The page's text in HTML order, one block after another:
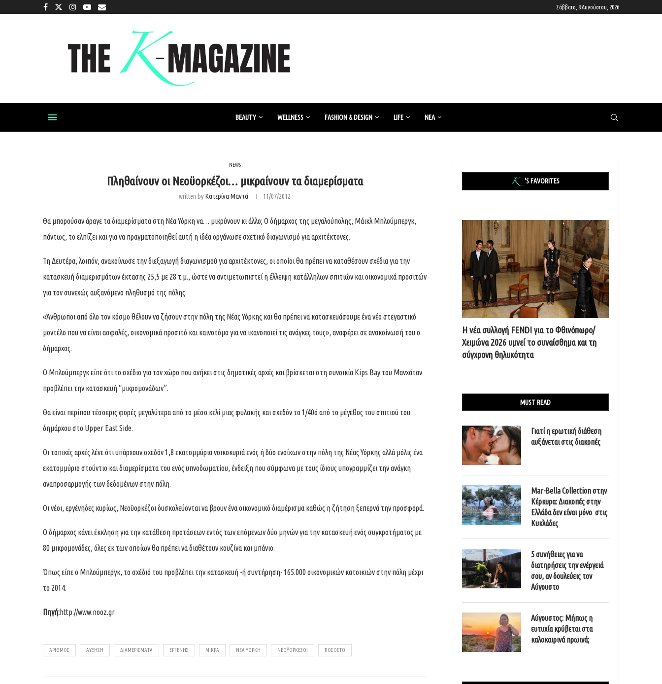
Σάββατο, 8 Αυγούστου, 2026
BEAUTY WELLNESS FASHION & DESIGN LIFE ΝΈΑ
NEWS
Πληθαίνουν οι Νεοϋορκέζοι… μικραίνουν τα διαμερίσματα
written byΚατερίνα Μαντά 11/07/2012
Θα μπορούσαν άραγε τα διαμερίσματα στη Νέα Υόρκη να… μικρύνουν κι άλλο; Ο δήμαρχος της μεγαλούπολης, Μάικλ Μπλούμπεργκ,
πάντως, το ελπίζει και για να πραγματοποιηθεί αυτή η ιδέα οργάνωσε σχετικό διαγωνισμό για αρχιτέκτονες.
Τη Δευτέρα, λοιπόν, ανακοίνωσε την διεξαγωγή διαγωνισμού για αρχιτέκτονες, οι οποίοι θα πρέπει να καταθέσουν σχέδια για την
κατασκευή διαμερισμάτων έκτασης 25,5 με 28 τ.μ., ώστε να αντιμετωπιστεί η έλλειψη κατάλληλων σπιτιών και οικονομικά προσιτών
για τον συνεχώς αυξανόμενο πληθυσμό της πόλης.
«Άνθρωποι από όλο τον κόσμο θέλουν να ζήσουν στην πόλη της Νέας Υόρκης και θα πρέπει να κατασκευάσουμε ένα νέο στεγαστικό
μοντέλο που να είναι ασφαλές, οικονομικά προσιτό και καινοτόμο για να ικανοποιεί τις ανάγκες τους», αναφέρει σε ανακοίνωσή του ο
δήμαρχος.
Ο Μπλούμπεργκ είπε ότι το σχέδιο για τον χώρο που ανήκει στις δημοτικές αρχές και βρίσκεται στη συνοικία Kips Bay του Μανχάταν
προβλέπει την κατασκευή “μικρομονάδων”.
Θα είναι περίπου τέσσερις φορές μεγαλύτερα από το μέσο κελί μιας φυλακής και σχεδόν το 1/40ό από το μέγεθος του σπιτιού του
δημάρχου στο Upper East Side.
Οι τοπικές αρχές λένε ότι υπάρχουν σχεδόν 1,8 εκατομμύρια νοικοκυριά ενός ή δύο ενοίκων στην πόλη της Νέας Υόρκης αλλά μόλις ένα
εκατομμύριο στούντιο και διαμερίσματα του ενός υπνοδωματίου, ένδειξη που σύμφωνα με τους ίδιους υπογραμμίζει την ανάγκη
αναπροσαρμογής των δεδομένων στην πόλη.
Οι νέοι, εργένηδες κυρίως, Νεοϋορκέζοι δυσκολεύονται να βρουν ένα οικονομικό διαμέρισμα καθώς η ζήτηση ξεπερνά την προσφορά.
Ο δήμαρχος κάνει έκκληση για την κατάθεση προτάσεων εντός των επόμενων δύο μηνών για την κατασκευή ενός συγκροτήματος με
80 μικρομονάδες, όλες εκ των οποίων θα πρέπει να διαθέτουν κουζίνα και μπάνιο.
Όπως είπε ο Μπλούμπεργκ, το σχέδιό του προβλέπει την κατασκευή -ή συντήρηση- 165.000 οικονομικών κατοικιών στην πόλη μέχρι
το 2014.
Πηγή:http://www.nooz.gr
ΑΡΙΘΜΌΣ ΑΎΞΗΣΗ ΔΙΑΜΕΡΊΣΜΑΤΑ ΕΡΓΈΝΗΣ ΜΙΚΡΆ ΝΈΑ ΥΌΡΚΗ ΝΕΟΫΟΡΚΈΖΟΙ ΠΟΣΟΣΤΌ
'S FAVORITES
Η νέα συλλογή FENDI για το Φθινόπωρο/
Χειμώνα 2026 υμνεί το συναίσθημα και τη
σύγχρονη θηλυκότητα
MUST READ
Γιατί η ερωτική διάθεση
αυξάνεται στις διακοπές
Mar-Bella Collection στην
Κέρκυρα: Διακοπές στην
Ελλάδα δεν είναι μόνο στις
Κυκλάδες
5 συνήθειες για να
διατηρήσεις την ενέργειά
σου, αν δουλεύεις τον
Αύγουστο
Αύγουστος: Μήπως η
ευτυχία κρύβεται στα
καλοκαιρινά πρωινά;